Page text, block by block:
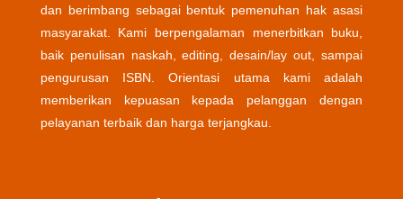
dan berimbang sebagai bentuk pemenuhan hak asasi
masyarakat. Kami berpengalaman menerbitkan buku,
baik penulisan naskah, editing, desain/lay out, sampai
pengurusan ISBN. Orientasi utama kami adalah
memberikan kepuasan kepada pelanggan dengan
pelayanan terbaik dan harga terjangkau.